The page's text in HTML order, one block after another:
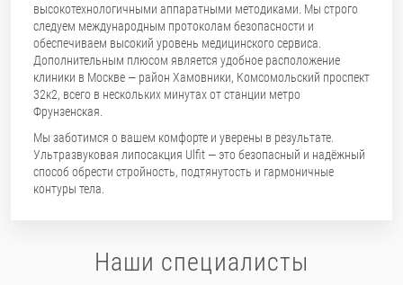
высокотехнологичными аппаратными методиками. Мы строго
следуем международным протоколам безопасности и
обеспечиваем высокий уровень медицинского сервиса.
Дополнительным плюсом является удобное расположение
клиники в Москве — район Хамовники, Комсомольский проспект
32к2, всего в нескольких минутах от станции метро
Фрунзенская.
Мы заботимся о вашем комфорте и уверены в результате.
Ультразвуковая липосакция Ulfit — это безопасный и надёжный
способ обрести стройность, подтянутость и гармоничные
контуры тела.
Наши специалисты